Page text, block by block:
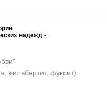
надежд -
жильбертит, фуксит)